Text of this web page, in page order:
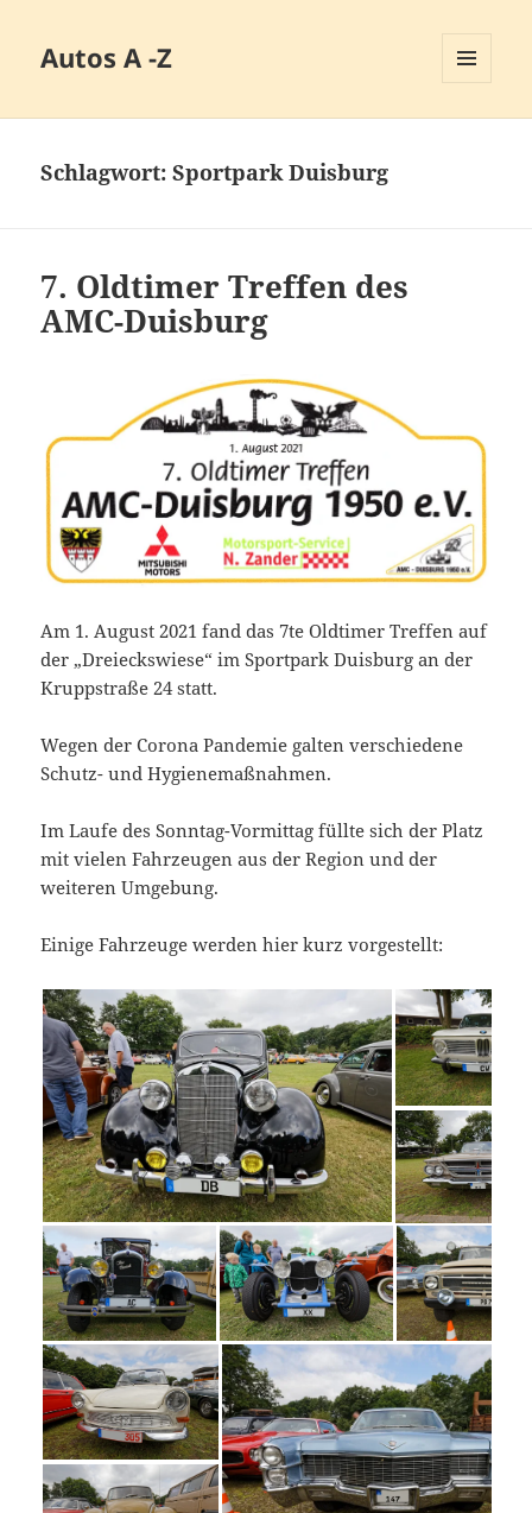
Autos A -Z
Schlagwort:Sportpark Duisburg
7. Oldtimer Treffen des
AMC-Duisburg
Am 1. August 2021 fand das 7te Oldtimer Treffen auf
der „Dreieckswiese“ im Sportpark Duisburg an der
Kruppstraße 24 statt.
Wegen der Corona Pandemie galten verschiedene
Schutz- und Hygienemaßnahmen.
Im Laufe des Sonntag-Vormittag füllte sich der Platz
mit vielen Fahrzeugen aus der Region und der
weiteren Umgebung.
Einige Fahrzeuge werden hier kurz vorgestellt: